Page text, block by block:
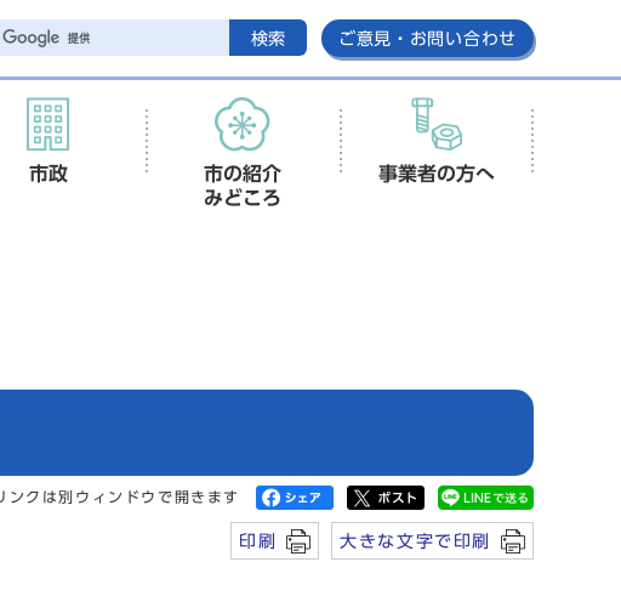
検索 ご意見・お問い合わせ
市政
市の紹介
みどころ
事業者の方へ
ンクは別ウィンドウで開きます
印刷 大きな文字で印刷